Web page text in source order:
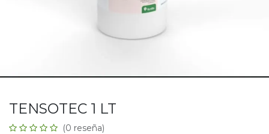
TENSOTEC 1 LT
(0 reseña)